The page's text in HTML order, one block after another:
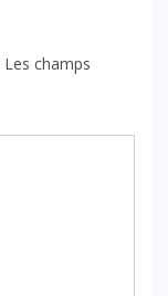
Les champs